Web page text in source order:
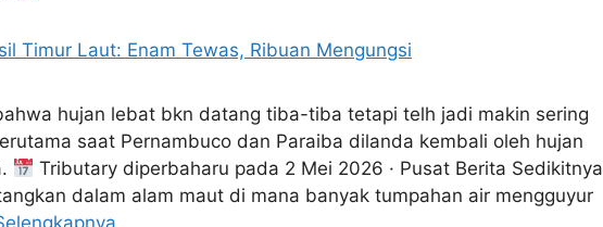
hujan lebat bkn datang tiba-tiba tetapi telh jadi makin sering
saat Pernambuco dan Paraiba dilanda kembali oleh hujan
Tributary diperbaharu pada 2 Mei 2026 · Pusat Berita Sedikitnya
dalam alam maut di mana banyak tumpahan air mengguyur